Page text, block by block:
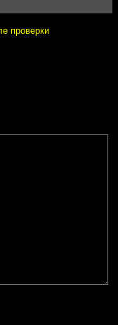
проверки